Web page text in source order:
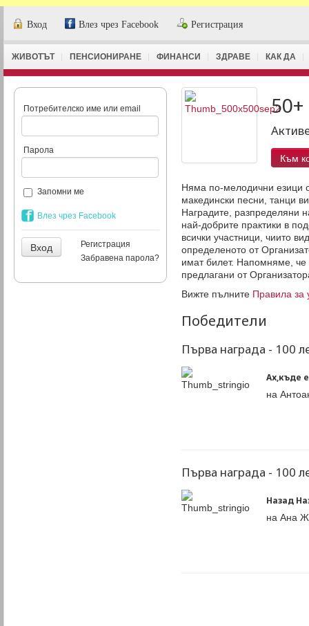
Вход Влез чрез Facebook Регистрация
ЖИВОТЪТ ПЕНСИОНИРАНЕ ФИНАНСИ ЗДРАВЕ КАК ДА
Потребителско име или email
Парола
Запомни ме
Влез чрез Facebook
Регистрация
Забравена парола?
Към
Няма по-мелодични езици
македински песни, танци
Наградите, разпределяни
най-добрите практики в
всички участници, чиито
определеното от
имат билет. Напомняме, че
предлагани от
Вижте пълните Правила за
Победители
Първа награда - 100
Ах,къде
на
Първа награда - 100
Назад
на Ана